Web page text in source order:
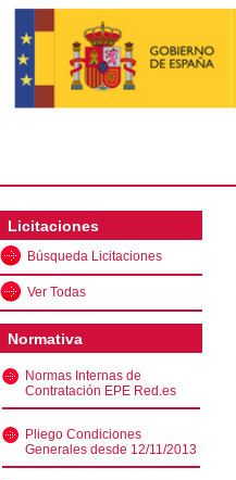
Licitaciones
Búsqueda Licitaciones
Ver Todas
Normativa
Normas Internas de
Contratación EPE Red.es
Pliego Condiciones
Generales desde 12/11/2013